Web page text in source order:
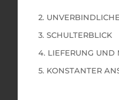
2.
Nach der
Angebot zu Ihren
vereinbaren wir
3. SCHULTERBLICK
Besichtigen Sie Ihr
Ihren
4. LIEFERUNG UND
Wir liefern das
5. KONSTANTER